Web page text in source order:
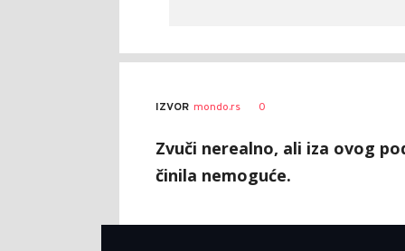
AUTOR
Marko
Čavić
IZVOR mondo.rs 0
Zvuči nerealno, ali iza ovog
činila nemoguće.